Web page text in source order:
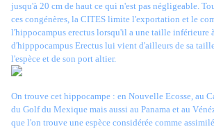
jusqu'à 20 cm de haut ce qui n'est pas négligeable.
ces congénères, la CITES limite l'exportation et le
l'hippocampus erectus lorsqu'il a une taille inférieure
d'hipppocampus Erectus lui vient d'ailleurs de sa
l'espèce et de son port altier.
On trouve cet hippocampe : en Nouvelle Ecosse, au
du Golf du Mexique mais aussi au Panama et au
que l'on trouve une espèce considérée comme